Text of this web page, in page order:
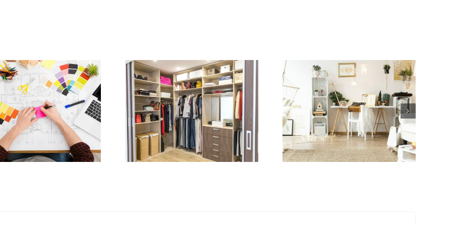
Jak stworzyć
funkcjonalną
garderobę?
Porady
architekta
skorzystać z
usług
architekta
wnętrz przy
aranżacji